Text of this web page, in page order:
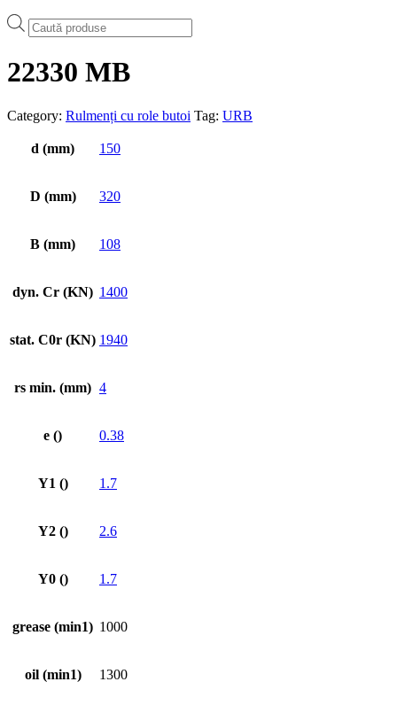
Products
search
22330 MB
Category: Rulmenți cu role butoi Tag: URB
d (mm) 150
D (mm) 320
B (mm) 108
dyn. Cr (KN) 1400
stat. C0r (KN) 1940
rs min. (mm) 4
e () 0.38
Y1 () 1.7
Y2 () 2.6
Y0 () 1.7
grease (min1) 1000
oil (min1) 1300